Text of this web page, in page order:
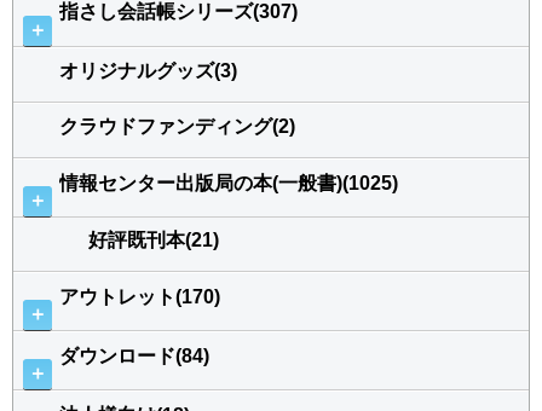
＋
指さし会話帳シリーズ(307)
オリジナルグッズ(3)
クラウドファンディング(2)
＋
情報センター出版局の本(一般書)(1025)
好評既刊本(21)
＋
アウトレット(170)
＋
ダウンロード(84)